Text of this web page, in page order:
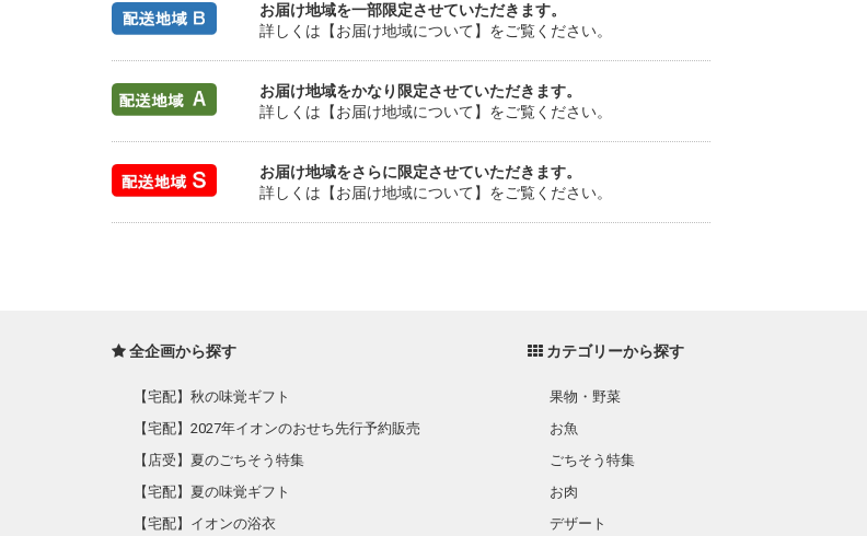
お届け地域を一部限定させていただきます。
詳しくは【お届け地域について】をご覧ください。
お届け地域をかなり限定させていただきます。
詳しくは【お届け地域について】をご覧ください。
お届け地域をさらに限定させていただきます。
詳しくは【お届け地域について】をご覧ください。
全企画から探す
【宅配】秋の味覚ギフト
【宅配】2027年イオンのおせち先行予約販売
【店受】夏のごちそう特集
【宅配】夏の味覚ギフト
【宅配】イオンの浴衣
カテゴリーから探す
果物・野菜
お魚
ごちそう特集
お肉
デザート